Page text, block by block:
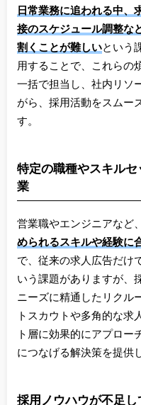
日常業務に追われる中、
接のスケジュール調整な
割くことが難しいという
用することで、これらの
一括で担当し、社内リソ
がら、採用活動をスムー
す。
特定の職種やスキル
業
営業職やエンジニアなど
められるスキルや経験に
で、従来の求人広告だけ
いう課題がありますが、
ニーズに精通したリクル
トスカウトや多角的な求
ト層に効果的にアプロ
につなげる解決策を提供
採用ノウハウが不足